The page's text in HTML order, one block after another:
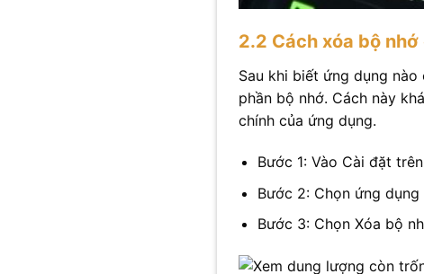
2.2 Cách xóa bộ
Sau khi biết ứng dụng
phần bộ nhớ. Cách này
chính của ứng dụng.
Bước 1: Vào Cài đặt
Bước 2: Chọn ứng
Bước 3: Chọn Xóa bộ